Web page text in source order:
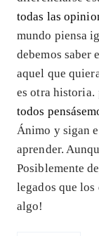
todas las
mundo piensa
debemos saber
aquel que
es otra historia.
todos
Ánimo y sigan
aprender.
Posiblemente
legados que los
algo!